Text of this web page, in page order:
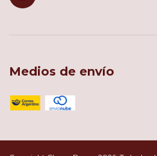
Medios de envío